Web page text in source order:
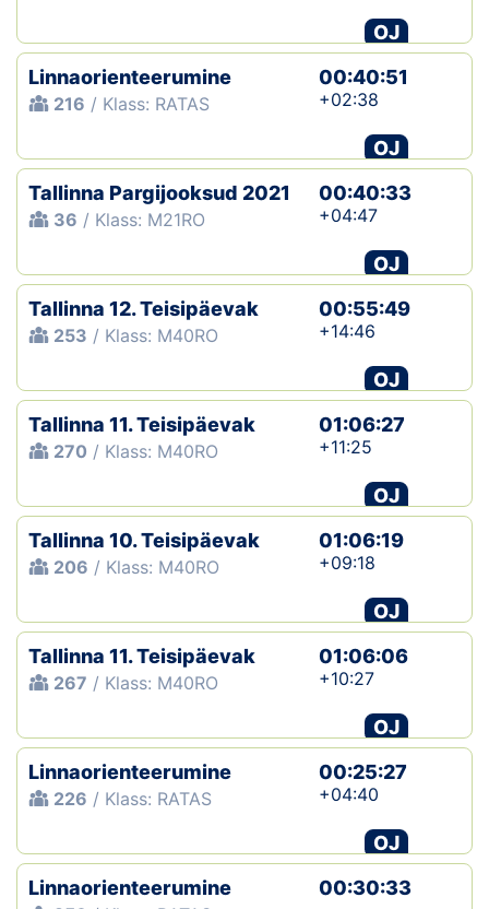
OJ
Linnaorienteerumine
216 / Klass: RATAS
00:40:51
+02:38
OJ
Tallinna Pargijooksud 2021
36 / Klass: M21RO
00:40:33
+04:47
OJ
Tallinna 12. Teisipäevak
253 / Klass: M40RO
00:55:49
+14:46
OJ
Tallinna 11. Teisipäevak
270 / Klass: M40RO
01:06:27
+11:25
OJ
Tallinna 10. Teisipäevak
206 / Klass: M40RO
01:06:19
+09:18
OJ
Tallinna 11. Teisipäevak
267 / Klass: M40RO
01:06:06
+10:27
OJ
Linnaorienteerumine
226 / Klass: RATAS
00:25:27
+04:40
OJ
Linnaorienteerumine
00:30:33